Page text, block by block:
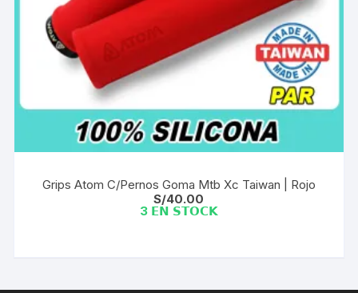
Grips Atom C/Pernos Goma Mtb Xc Taiwan | Rojo
S/40.00
3 𝗘𝗡 𝗦𝗧𝗢𝗖𝗞